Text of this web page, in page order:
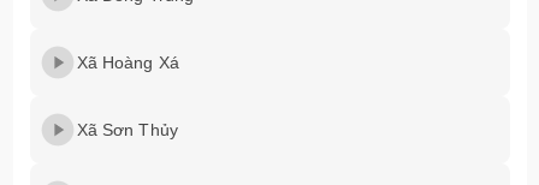
Xã Hoàng Xá
Xã Sơn Thủy